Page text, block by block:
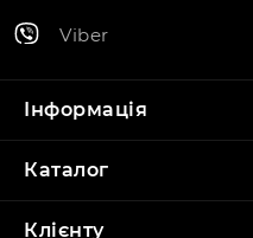
Viber
Інформація
Каталог
Клієнту